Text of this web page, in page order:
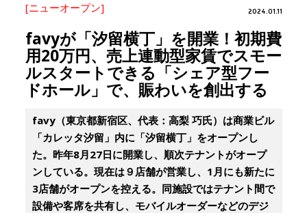
[ニューオープン] 2024.01.11
favyが「汐留横丁」を開業！初期費
用20万円、売上連動型家賃でスモー
ルスタートできる「シェア型フー
ドホール」で、賑わいを創出する
favy（東京都新宿区、代表：高梨 巧氏）は商業ビル
「カレッタ汐留」内に「汐留横丁」をオープンし
た。昨年8月27日に開業し、順次テナントがオープ
ンしている。現在は９店舗が営業し、1月にも新たに
3店舗がオープンを控える。同施設ではテナント間で
設備や客席を共有し、モバイルオーダーなどのデジ